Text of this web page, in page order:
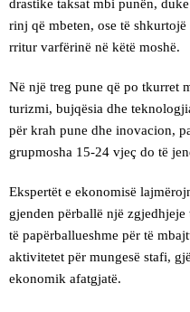
drastike taksat mbi punën,
rinj që mbeten, ose të
rritur varfërinë në këtë moshë.
Në një treg pune që po tkurret
turizmi, bujqësia dhe
për krah pune dhe inovacion,
grupmosha 15-24 vjeç do të
Ekspertët e ekonomisë
gjenden përballë një
të papërballueshme për të
aktivitetet për mungesë stafi,
ekonomik afatgjatë.